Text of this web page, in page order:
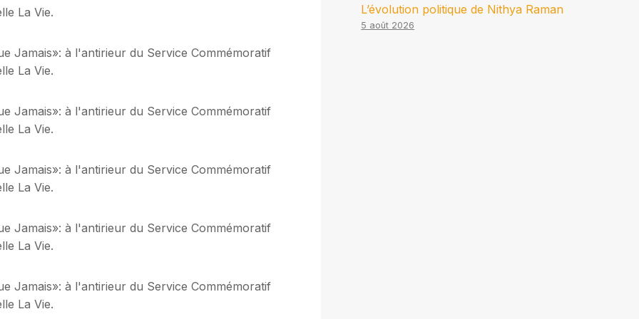
La Vie.
Jamais»: à l'antirieur du Service Commémoratif
La Vie.
Jamais»: à l'antirieur du Service Commémoratif
La Vie.
Jamais»: à l'antirieur du Service Commémoratif
La Vie.
Jamais»: à l'antirieur du Service Commémoratif
La Vie.
Jamais»: à l'antirieur du Service Commémoratif
La Vie.
L’évolution politique de Nithya Raman
5 août 2026